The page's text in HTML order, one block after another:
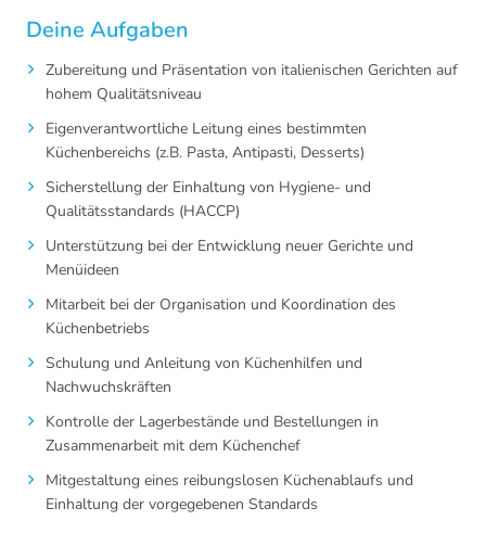
Deine Aufgaben
Zubereitung und Präsentation von italienischen Gerichten auf
hohem Qualitätsniveau
Eigenverantwortliche Leitung eines bestimmten
Küchenbereichs (z.B. Pasta, Antipasti, Desserts)
Sicherstellung der Einhaltung von Hygiene- und
Qualitätsstandards (HACCP)
Unterstützung bei der Entwicklung neuer Gerichte und
Menüideen
Mitarbeit bei der Organisation und Koordination des
Küchenbetriebs
Schulung und Anleitung von Küchenhilfen und
Nachwuchskräften
Kontrolle der Lagerbestände und Bestellungen in
Zusammenarbeit mit dem Küchenchef
Mitgestaltung eines reibungslosen Küchenablaufs und
Einhaltung der vorgegebenen Standards